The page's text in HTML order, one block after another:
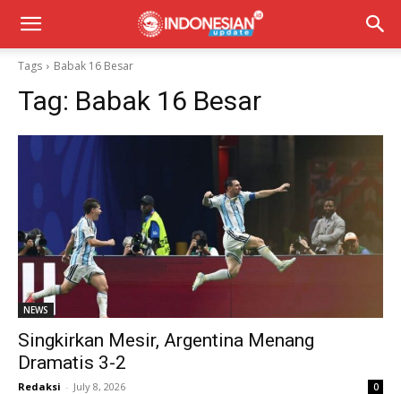
Tags Babak 16 Besar
Tag: Babak 16 Besar
NEWS
Singkirkan Mesir, Argentina Menang
Dramatis 3-2
Redaksi - July 8, 2026 0